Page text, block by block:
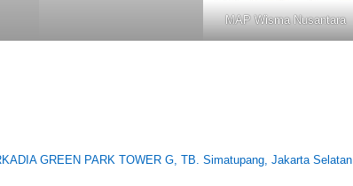
MAP Wisma Nusantara
GREEN PARK TOWER G, TB. Simatupang, Jakarta Selatan